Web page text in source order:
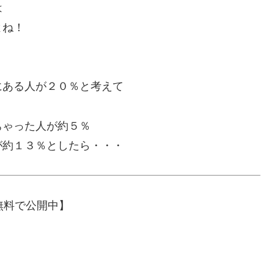
！
る人が２０％と考えて
った人が約５％
１３％としたら・・・
で公開中】